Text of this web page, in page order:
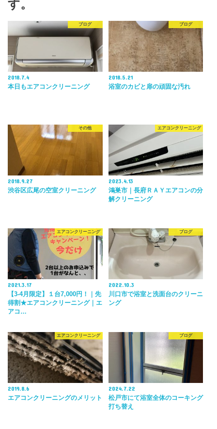
す。
ブログ
2018.7.4
本日もエアコンクリーニング
ブログ
2018.5.21
浴室のカビと扉の頑固な汚れ
その他
2018.9.27
渋谷区広尾の空室クリーニング
エアコンクリーニング
2023.4.13
鴻巣市｜長府ＲＡＹエアコンの分
解クリーニング
エアコンクリーニング
2021.3.17
【3-4月限定】１台7,000円！｜先
得割★エアコンクリーニング｜エ
アコ…
ブログ
2022.10.3
川口市で浴室と洗面台のクリーニ
ング
エアコンクリーニング
2019.8.6
エアコンクリーニングのメリット
ブログ
2024.7.22
松戸市にて浴室全体のコーキング
打ち替え